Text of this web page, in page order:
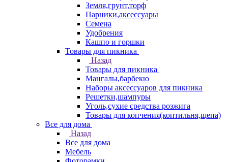
Земля,грунт,торф
Парники,аксессуары
Семена
Удобрения
Кашпо и горшки
Товары для пикника
Назад
Товары для пикника
Мангалы,барбекю
Наборы аксессуаров для пикника
Решетки,шампуры
Уголь,сухие средства розжига
Товары для копчения(коптильня,щепа)
Все для дома
Назад
Все для дома
Мебель